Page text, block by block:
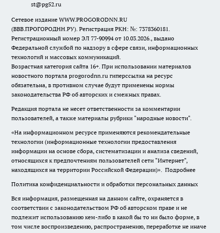
st@pg52.ru
Сетевое издание WWW.PROGORODNN.RU
(ВВВ.ПРОГОРОДНН.РУ). Регистрация РКН: №: 7378360181.
Регистрационный номер ЭЛ 77-90994 от 10.03.2026., выдано
Федеральной службой по надзору в сфере связи, информационных
технологий и массовых коммуникаций.
Возрастная категория сайта 16+. При использовании материалов
новостного портала progorodnn.ru гиперссылка на ресурс
обязательна, в противном случае будут применены нормы
законодательства РФ об авторских и смежных правах.
Редакция портала не несет ответственности за комментарии
пользователей, а также материалы рубрики "народные новости".
«На информационном ресурсе применяются рекомендательные
технологии (информационные технологии предоставления
информации на основе сбора, систематизации и анализа сведений,
относящихся к предпочтениям пользователей сети "Интернет",
находящихся на территории Российской Федерации)». Подробнее
Политика конфиденциальности и обработки персональных данных
Вся информация, размещенная на данном сайте, охраняется в
соответствии с законодательством РФ об авторском праве и не
подлежит использованию кем-либо в какой бы то ни было форме, в
том числе воспроизведению, распространению, переработке не иначе